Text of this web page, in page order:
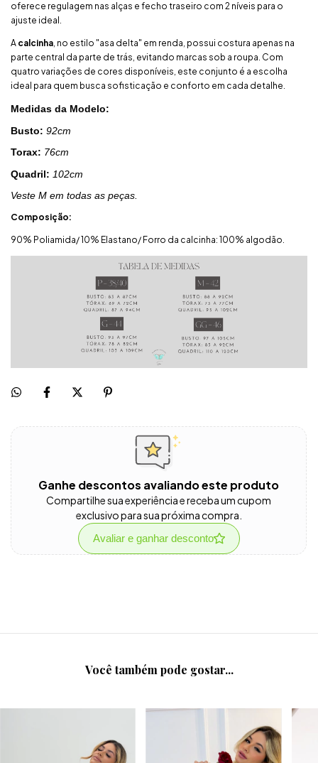
oferece regulagem nas alças e fecho traseiro com 2 níveis para o
ajuste ideal.
A calcinha, no estilo "asa delta" em renda, possui costura apenas na
parte central da parte de trás, evitando marcas sob a roupa. Com
quatro variações de cores disponíveis, este conjunto é a escolha
ideal para quem busca sofisticação e conforto em cada detalhe.
Medidas da Modelo:
Busto: 92cm
Torax: 76cm
Quadril: 102cm
Veste M em todas as peças.
Composição:
90% Poliamida/ 10% Elastano/ Forro da calcinha: 100% algodão.
Ganhe descontos avaliando este produto
Compartilhe sua experiência e receba um cupom
exclusivo para sua próxima compra.
Avaliar e ganhar desconto
Você também pode gostar...